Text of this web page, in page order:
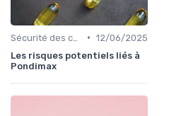
• 12/06/2025
Les risques potentiels liés à
Pondimax